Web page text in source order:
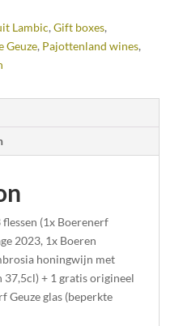
Lambic, Gift boxes,
Geuze, Pajottenland wines,
(1x Boerenerf
2023, 1x Boeren
honingwijn met
37,5cl) + 1 gratis origineel
Geuze glas (beperkte